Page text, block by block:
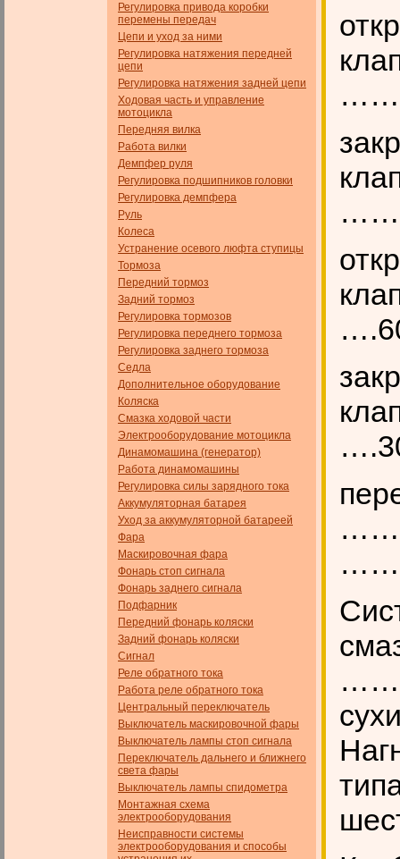
Регулировка привода коробки
перемены передач
Цепи и уход за ними
Регулировка натяжения передней
цепи
Регулировка натяжения задней цепи
Ходовая часть и управление
мотоцикла
Передняя вилка
Работа вилки
Демпфер руля
Регулировка подшипников головки
Регулировка демпфера
Руль
Колеса
Устранение осевого люфта ступицы
Тормоза
Передний тормоз
Задний тормоз
Регулировка тормозов
Регулировка переднего тормоза
Регулировка заднего тормоза
Седла
Дополнительное оборудование
Коляска
Смазка ходовой части
Электрооборудование мотоцикла
Динамомашина (генератор)
Работа динамомашины
Регулировка силы зарядного тока
Аккумуляторная батарея
Уход за аккумуляторной батареей
Фара
Маскировочная фара
Фонарь стоп сигнала
Фонарь заднего сигнала
Подфарник
Передний фонарь коляски
Задний фонарь коляски
Сигнал
Реле обратного тока
Работа реле обратного тока
Центральный переключатель
Выключатель маскировочной фары
Выключатель лампы стоп сигнала
Переключатель дальнего и ближнего
света фары
Выключатель лампы спидометра
Монтажная схема
электрооборудования
Неисправности системы
электрооборудования и способы